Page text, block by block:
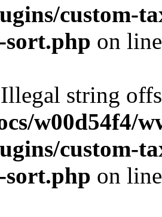
custom-
on
string
w00d54f4/
custom-
on